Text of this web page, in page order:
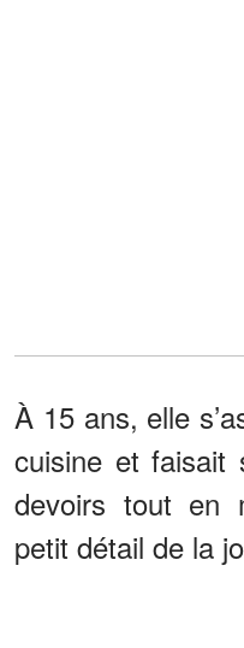
À 15 ans, elle
cuisine et faisait
devoirs tout en
petit détail de la